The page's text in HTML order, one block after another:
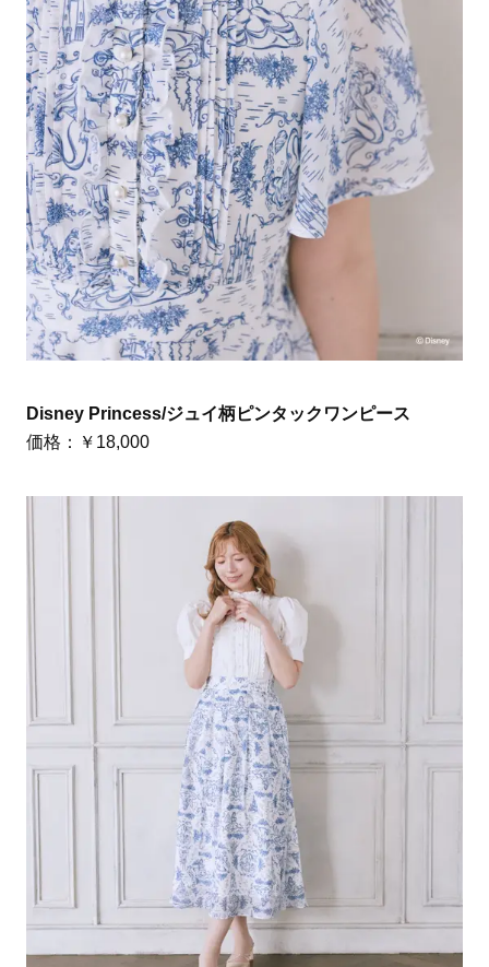
Disney Princess/ジュイ柄ピンタックワンピース
価格：￥18,000